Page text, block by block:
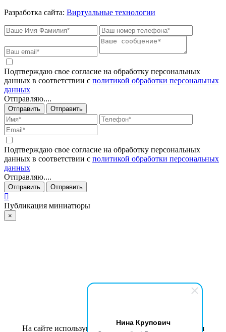
Нина Крупович
Разработка сайта: Виртуальные технологии
Подтверждаю свое согласие на обработку персональных
данных в соответствии с политикой обработки персональных
данных
Отправляю....
Отправить Отправить
Подтверждаю свое согласие на обработку персональных
данных в соответствии с политикой обработки персональных
данных
Отправляю....
Отправить Отправить
Публикация миниатюры
×
На сайте используются cookies для сбора и хранения